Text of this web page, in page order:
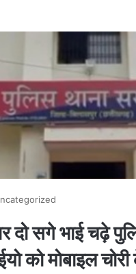
दो सगे भाई चढ़े
को मोबाइल